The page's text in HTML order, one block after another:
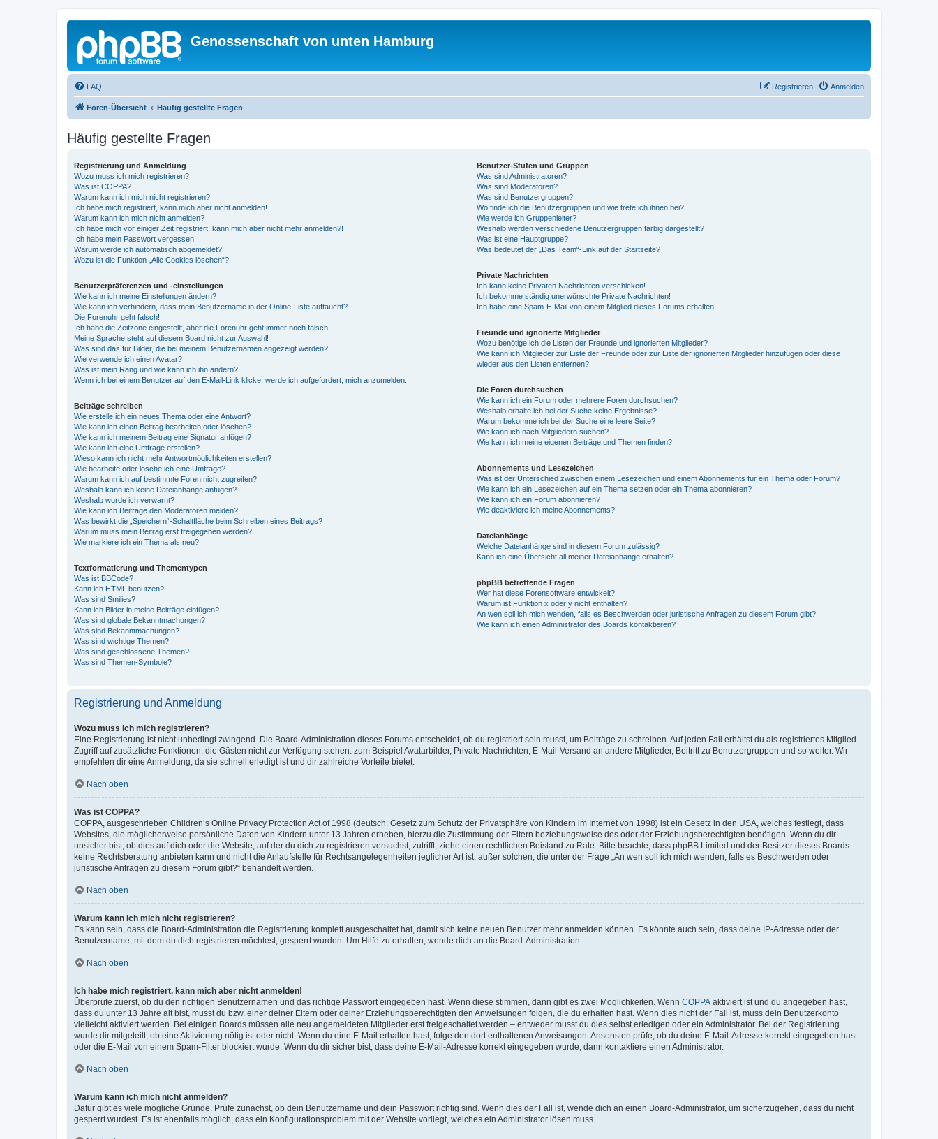
Genossenschaft von unten Hamburg
FAQ Anmelden
Registrieren
Foren-Übersicht Häufig gestellte Fragen
Häufig gestellte Fragen
Registrierung und Anmeldung
Wozu muss ich mich registrieren?
Was ist COPPA?
Warum kann ich mich nicht registrieren?
Ich habe mich registriert, kann mich aber nicht anmelden!
Warum kann ich mich nicht anmelden?
Ich habe mich vor einiger Zeit registriert, kann mich aber nicht mehr anmelden?!
Ich habe mein Passwort vergessen!
Warum werde ich automatisch abgemeldet?
Wozu ist die Funktion „Alle Cookies löschen“?
Benutzerpräferenzen und -einstellungen
Wie kann ich meine Einstellungen ändern?
Wie kann ich verhindern, dass mein Benutzername in der Online-Liste auftaucht?
Die Forenuhr geht falsch!
Ich habe die Zeitzone eingestellt, aber die Forenuhr geht immer noch falsch!
Meine Sprache steht auf diesem Board nicht zur Auswahl!
Was sind das für Bilder, die bei meinem Benutzernamen angezeigt werden?
Wie verwende ich einen Avatar?
Was ist mein Rang und wie kann ich ihn ändern?
Wenn ich bei einem Benutzer auf den E-Mail-Link klicke, werde ich aufgefordert, mich anzumelden.
Beiträge schreiben
Wie erstelle ich ein neues Thema oder eine Antwort?
Wie kann ich einen Beitrag bearbeiten oder löschen?
Wie kann ich meinem Beitrag eine Signatur anfügen?
Wie kann ich eine Umfrage erstellen?
Wieso kann ich nicht mehr Antwortmöglichkeiten erstellen?
Wie bearbeite oder lösche ich eine Umfrage?
Warum kann ich auf bestimmte Foren nicht zugreifen?
Weshalb kann ich keine Dateianhänge anfügen?
Weshalb wurde ich verwarnt?
Wie kann ich Beiträge den Moderatoren melden?
Was bewirkt die „Speichern“-Schaltfläche beim Schreiben eines Beitrags?
Warum muss mein Beitrag erst freigegeben werden?
Wie markiere ich ein Thema als neu?
Textformatierung und Thementypen
Was ist BBCode?
Kann ich HTML benutzen?
Was sind Smilies?
Kann ich Bilder in meine Beiträge einfügen?
Was sind globale Bekanntmachungen?
Was sind Bekanntmachungen?
Was sind wichtige Themen?
Was sind geschlossene Themen?
Was sind Themen-Symbole?
Benutzer-Stufen und Gruppen
Was sind Administratoren?
Was sind Moderatoren?
Was sind Benutzergruppen?
Wo finde ich die Benutzergruppen und wie trete ich ihnen bei?
Wie werde ich Gruppenleiter?
Weshalb werden verschiedene Benutzergruppen farbig dargestellt?
Was ist eine Hauptgruppe?
Was bedeutet der „Das Team“-Link auf der Startseite?
Private Nachrichten
Ich kann keine Privaten Nachrichten verschicken!
Ich bekomme ständig unerwünschte Private Nachrichten!
Ich habe eine Spam-E-Mail von einem Mitglied dieses Forums erhalten!
Freunde und ignorierte Mitglieder
Wozu benötige ich die Listen der Freunde und ignorierten Mitglieder?
Wie kann ich Mitglieder zur Liste der Freunde oder zur Liste der ignorierten Mitglieder hinzufügen oder diese
wieder aus den Listen entfernen?
Die Foren durchsuchen
Wie kann ich ein Forum oder mehrere Foren durchsuchen?
Weshalb erhalte ich bei der Suche keine Ergebnisse?
Warum bekomme ich bei der Suche eine leere Seite?
Wie kann ich nach Mitgliedern suchen?
Wie kann ich meine eigenen Beiträge und Themen finden?
Abonnements und Lesezeichen
Was ist der Unterschied zwischen einem Lesezeichen und einem Abonnements für ein Thema oder Forum?
Wie kann ich ein Lesezeichen auf ein Thema setzen oder ein Thema abonnieren?
Wie kann ich ein Forum abonnieren?
Wie deaktiviere ich meine Abonnements?
Dateianhänge
Welche Dateianhänge sind in diesem Forum zulässig?
Kann ich eine Übersicht all meiner Dateianhänge erhalten?
phpBB betreffende Fragen
Wer hat diese Forensoftware entwickelt?
Warum ist Funktion x oder y nicht enthalten?
An wen soll ich mich wenden, falls es Beschwerden oder juristische Anfragen zu diesem Forum gibt?
Wie kann ich einen Administrator des Boards kontaktieren?
Registrierung und Anmeldung
Wozu muss ich mich registrieren?
Eine Registrierung ist nicht unbedingt zwingend. Die Board-Administration dieses Forums entscheidet, ob du registriert sein musst, um Beiträge zu schreiben. Auf jeden Fall erhältst du als registriertes Mitglied
Zugriff auf zusätzliche Funktionen, die Gästen nicht zur Verfügung stehen: zum Beispiel Avatarbilder, Private Nachrichten, E-Mail-Versand an andere Mitglieder, Beitritt zu Benutzergruppen und so weiter. Wir
empfehlen dir eine Anmeldung, da sie schnell erledigt ist und dir zahlreiche Vorteile bietet.
Nach oben
Was ist COPPA?
COPPA, ausgeschrieben Children’s Online Privacy Protection Act of 1998 (deutsch: Gesetz zum Schutz der Privatsphäre von Kindern im Internet von 1998) ist ein Gesetz in den USA, welches festlegt, dass
Websites, die möglicherweise persönliche Daten von Kindern unter 13 Jahren erheben, hierzu die Zustimmung der Eltern beziehungsweise des oder der Erziehungsberechtigten benötigen. Wenn du dir
unsicher bist, ob dies auf dich oder die Website, auf der du dich zu registrieren versuchst, zutrifft, ziehe einen rechtlichen Beistand zu Rate. Bitte beachte, dass phpBB Limited und der Besitzer dieses Boards
keine Rechtsberatung anbieten kann und nicht die Anlaufstelle für Rechtsangelegenheiten jeglicher Art ist; außer solchen, die unter der Frage „An wen soll ich mich wenden, falls es Beschwerden oder
juristische Anfragen zu diesem Forum gibt?“ behandelt werden.
Nach oben
Warum kann ich mich nicht registrieren?
Es kann sein, dass die Board-Administration die Registrierung komplett ausgeschaltet hat, damit sich keine neuen Benutzer mehr anmelden können. Es könnte auch sein, dass deine IP-Adresse oder der
Benutzername, mit dem du dich registrieren möchtest, gesperrt wurden. Um Hilfe zu erhalten, wende dich an die Board-Administration.
Nach oben
Ich habe mich registriert, kann mich aber nicht anmelden!
Überprüfe zuerst, ob du den richtigen Benutzernamen und das richtige Passwort eingegeben hast. Wenn diese stimmen, dann gibt es zwei Möglichkeiten. Wenn COPPA aktiviert ist und du angegeben hast,
dass du unter 13 Jahre alt bist, musst du bzw. einer deiner Eltern oder deiner Erziehungsberechtigten den Anweisungen folgen, die du erhalten hast. Wenn dies nicht der Fall ist, muss dein Benutzerkonto
vielleicht aktiviert werden. Bei einigen Boards müssen alle neu angemeldeten Mitglieder erst freigeschaltet werden – entweder musst du dies selbst erledigen oder ein Administrator. Bei der Registrierung
wurde dir mitgeteilt, ob eine Aktivierung nötig ist oder nicht. Wenn du eine E-Mail erhalten hast, folge den dort enthaltenen Anweisungen. Ansonsten prüfe, ob du deine E-Mail-Adresse korrekt eingegeben hast
oder die E-Mail von einem Spam-Filter blockiert wurde. Wenn du dir sicher bist, dass deine E-Mail-Adresse korrekt eingegeben wurde, dann kontaktiere einen Administrator.
Nach oben
Warum kann ich mich nicht anmelden?
Dafür gibt es viele mögliche Gründe. Prüfe zunächst, ob dein Benutzername und dein Passwort richtig sind. Wenn dies der Fall ist, wende dich an einen Board-Administrator, um sicherzugehen, dass du nicht
gesperrt wurdest. Es ist ebenfalls möglich, dass ein Konfigurationsproblem mit der Website vorliegt, welches ein Administrator lösen muss.